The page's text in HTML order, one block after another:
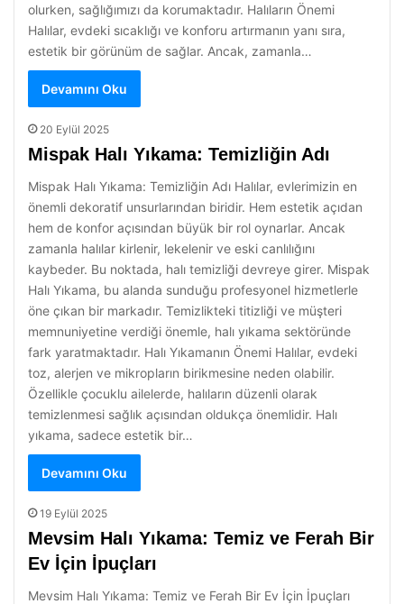
olurken, sağlığımızı da korumaktadır. Halıların Önemi
Halılar, evdeki sıcaklığı ve konforu artırmanın yanı sıra,
estetik bir görünüm de sağlar. Ancak, zamanla…
Devamını Oku
20 Eylül 2025
Mispak Halı Yıkama: Temizliğin Adı
Mispak Halı Yıkama: Temizliğin Adı Halılar, evlerimizin en
önemli dekoratif unsurlarından biridir. Hem estetik açıdan
hem de konfor açısından büyük bir rol oynarlar. Ancak
zamanla halılar kirlenir, lekelenir ve eski canlılığını
kaybeder. Bu noktada, halı temizliği devreye girer. Mispak
Halı Yıkama, bu alanda sunduğu profesyonel hizmetlerle
öne çıkan bir markadır. Temizlikteki titizliği ve müşteri
memnuniyetine verdiği önemle, halı yıkama sektöründe
fark yaratmaktadır. Halı Yıkamanın Önemi Halılar, evdeki
toz, alerjen ve mikropların birikmesine neden olabilir.
Özellikle çocuklu ailelerde, halıların düzenli olarak
temizlenmesi sağlık açısından oldukça önemlidir. Halı
yıkama, sadece estetik bir…
Devamını Oku
19 Eylül 2025
Mevsim Halı Yıkama: Temiz ve Ferah Bir
Ev İçin İpuçları
Mevsim Halı Yıkama: Temiz ve Ferah Bir Ev İçin İpuçları